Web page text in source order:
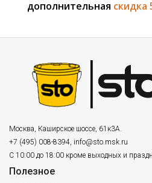
дополнительная скидка
Москва Каширское шоссе, 61к3А.
+7 (495) 008-8394 info@sto.msk.ru
С 10:00 до 18:00 кроме выходных и
Полезное